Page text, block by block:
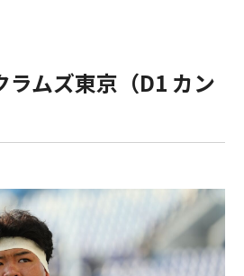
ラムズ東京（D1 カン